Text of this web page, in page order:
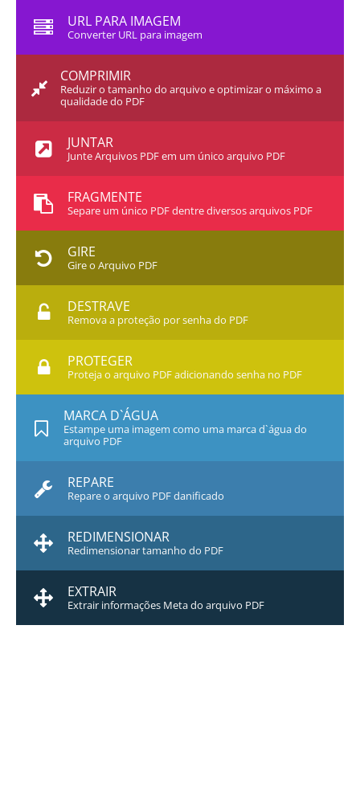
URL PARA IMAGEM
Converter URL para imagem
COMPRIMIR
Reduzir o tamanho do arquivo e optimizar o máximo a
qualidade do PDF
JUNTAR
Junte Arquivos PDF em um único arquivo PDF
FRAGMENTE
Separe um único PDF dentre diversos arquivos PDF
GIRE
Gire o Arquivo PDF
DESTRAVE
Remova a proteção por senha do PDF
PROTEGER
Proteja o arquivo PDF adicionando senha no PDF
MARCA D`ÁGUA
Estampe uma imagem como uma marca d`água do
arquivo PDF
REPARE
Repare o arquivo PDF danificado
REDIMENSIONAR
Redimensionar tamanho do PDF
EXTRAIR
Extrair informações Meta do arquivo PDF